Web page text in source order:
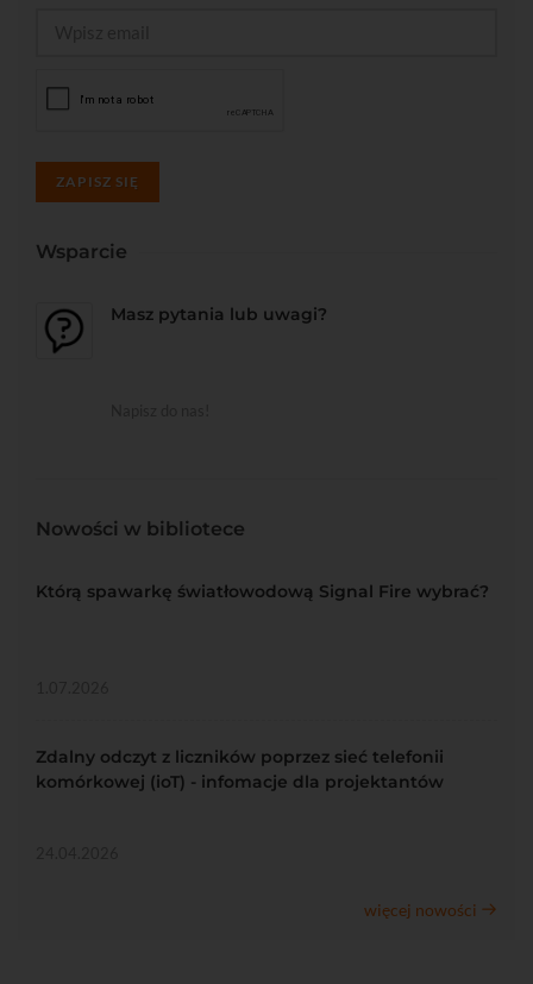
ZAPISZ SIĘ
Wsparcie
Masz pytania lub uwagi?
Nowości w bibliotece
Którą spawarkę światłowodową Signal Fire wybrać?
Zdalny odczyt z liczników poprzez sieć telefonii
komórkowej (ioT) - infomacje dla projektantów
więcej nowości